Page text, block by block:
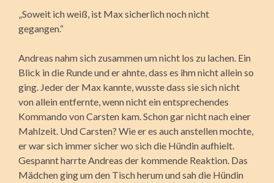
„Soweit ich weiß, ist Max sicherlich noch nicht
gegangen.“
Andreas nahm sich zusammen um nicht los zu lachen. Ein
Blick in die Runde und er ahnte, dass es ihm nicht allein so
ging. Jeder der Max kannte, wusste dass sie sich nicht
von allein entfernte, wenn nicht ein entsprechendes
Kommando von Carsten kam. Schon gar nicht nach einer
Mahlzeit. Und Carsten? Wie er es auch anstellen mochte,
er war sich immer sicher wo sich die Hündin aufhielt.
Gespannt harrte Andreas der kommende Reaktion. Das
Mädchen ging um den Tisch herum und sah die Hündin